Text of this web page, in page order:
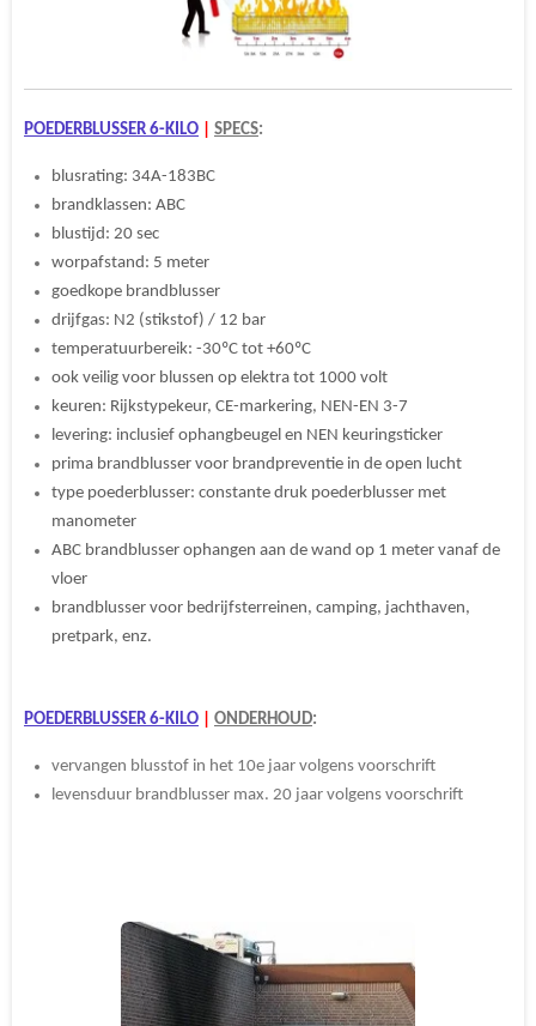
POEDERBLUSSER 6-KILO SPECS:
blusrating: 34A-183BC
brandklassen: ABC
blustijd: 20 sec
worpafstand: 5 meter
goedkope brandblusser
drijfgas: N2 (stikstof) / 12 bar
temperatuurbereik: -30ºC tot +60ºC
ook veilig voor blussen op elektra tot 1000 volt
keuren: Rijkstypekeur, CE-markering, NEN-EN 3-7
levering: inclusief ophangbeugel en NEN keuringsticker
prima brandblusser voor brandpreventie in de open lucht
type poederblusser: constante druk poederblusser met
manometer
ABC brandblusser ophangen aan de wand op 1 meter vanaf de
vloer
brandblusser voor bedrijfsterreinen, camping, jachthaven,
pretpark, enz.
POEDERBLUSSER 6-KILO ONDERHOUD:
vervangen blusstof in het 10e jaar volgens voorschrift
levensduur brandblusser max. 20 jaar volgens voorschrift